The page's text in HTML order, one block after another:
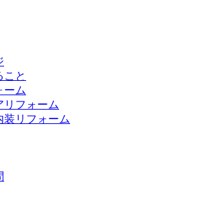
こと
ーム
リフォーム
装リフォーム